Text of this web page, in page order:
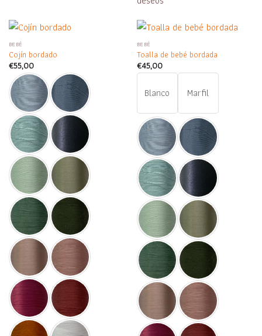
BEBÉ
Cojín bordado
€55,00
BEBÉ
Toalla de bebé bordada
€45,00
Blanco Marfil